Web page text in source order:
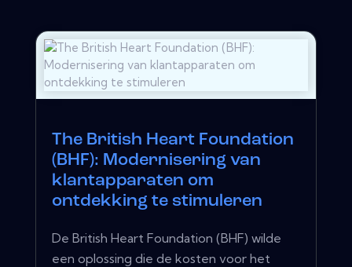
The British Heart Foundation
(BHF): Modernisering van
klantapparaten om
ontdekking te stimuleren
De British Heart Foundation (BHF) wilde
een oplossing die de kosten voor het